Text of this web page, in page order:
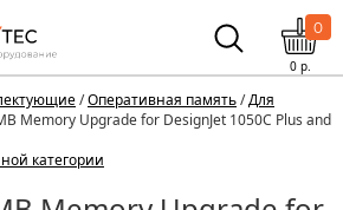
0
0р.
/Оперативная память/Для
Memory Upgrade for DesignJet 1050C Plus and
категории